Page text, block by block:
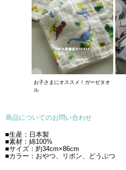
お子さまにオススメ！ガーゼタオ
ル
商品についてのお問い合わせ
■生産：日本製
■素材：綿100%
■サイズ：約34cm×86cm
■カラー：おやつ、リボン、どうぶつ